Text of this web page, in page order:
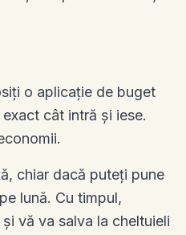
o aplicație de buget
cât intră și iese.
chiar dacă puteți pune
lună. Cu timpul,
vă va salva la cheltuieli